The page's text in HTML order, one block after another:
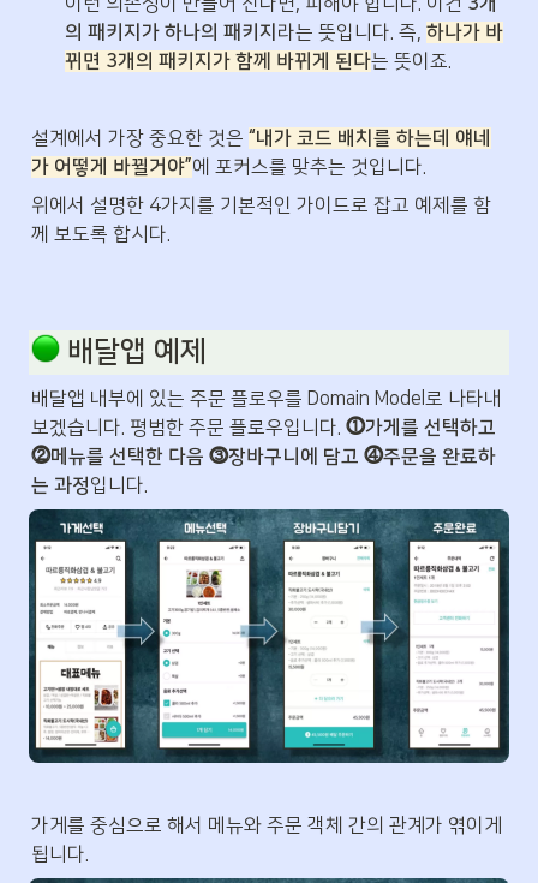
의 패키지가 하나의 패키지 라는 뜻입니다. 즉, 하나가 바
뀌면 3개의 패키지가 함께 바뀌게 된다는 뜻이죠.
설계에서 가장 중요한 것은 “내가 코드 배치를 하는데 얘네
가 어떻게 바뀔거야”에 포커스를 맞추는 것입니다.
위에서 설명한 4가지를 기본적인 가이드로 잡고 예제를 함
께 보도록 합시다.
배달앱 예제
배달앱 내부에 있는 주문 플로우를 Domain Model로 나타내
보겠습니다. 평범한 주문 플로우입니다. ⓵가게를 선택하고
⓶메뉴를 선택한 다음 ⓷장바구니에 담고 ⓸주문을 완료하
는 과정입니다.
가게를 중심으로 해서 메뉴와 주문 객체 간의 관계가 엮이게
됩니다.